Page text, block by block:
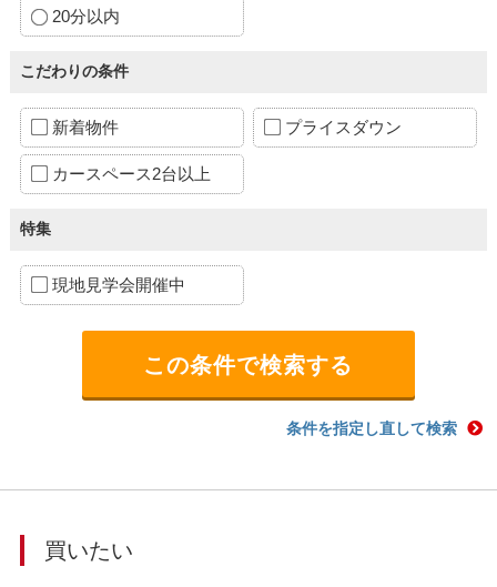
20分以内
こだわりの条件
新着物件 プライスダウン
カースペース2台以上
特集
現地見学会開催中
条件を指定し直して検索
買いたい